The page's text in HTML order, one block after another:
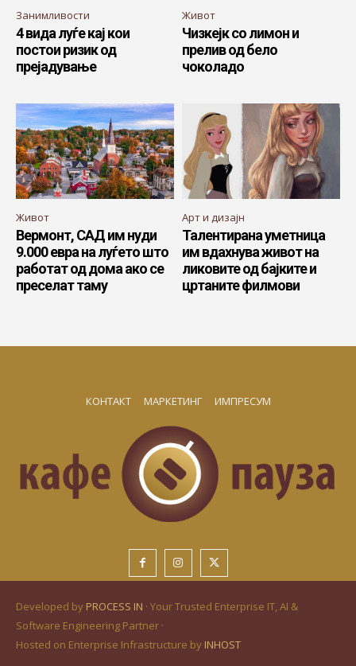
Занимливости
4 вида луѓе кај кои
постои ризик од
прејадување
Живот
Чизкејк со лимон и
прелив од бело
чоколадо
Живот
Вермонт, САД им нуди
9.000 евра на луѓето што
работат од дома ако се
преселат таму
Арт и дизајн
Талентирана уметница
им вдахнува живот на
ликовите од бајките и
цртаните филмови
КОНТАКТ МАРКЕТИНГ ИМПРЕСУМ
Developed by PROCESS IN · Your Trusted Enterprise IT, AI &
Software Engineering Partner ·
Hosted on Enterprise Infrastructure by INHOST